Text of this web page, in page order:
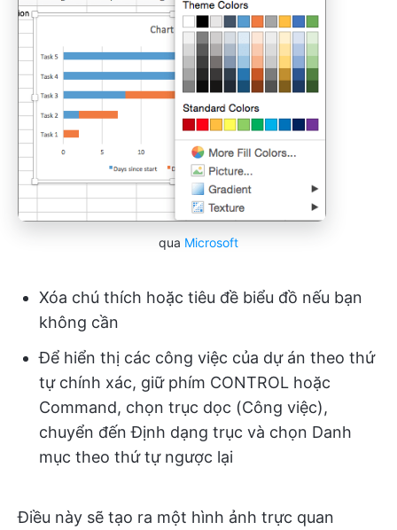
qua Microsoft
Xóa chú thích hoặc tiêu đề biểu đồ nếu bạn
không cần
Để hiển thị các công việc của dự án theo thứ
tự chính xác, giữ phím CONTROL hoặc
Command, chọn trục dọc (Công việc),
chuyển đến Định dạng trục và chọn Danh
mục theo thứ tự ngược lại
Điều này sẽ tạo ra một hình ảnh trực quan